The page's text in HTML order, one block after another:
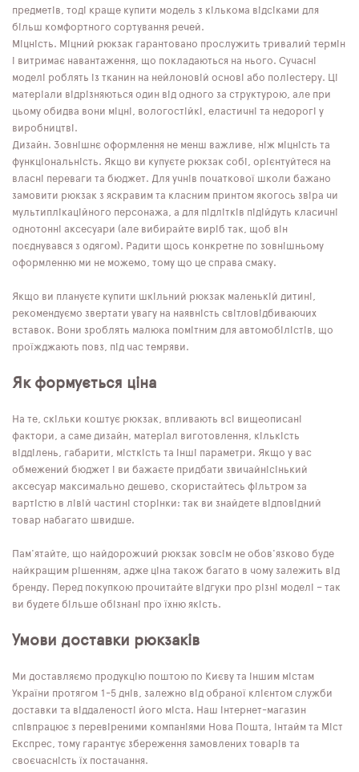
предметів, тоді краще купити модель з кількома відсіками для
більш комфортного сортування речей.
Міцність. Міцний рюкзак гарантовано прослужить тривалий термін
і витримає навантаження, що покладаються на нього. Сучасні
моделі роблять із тканин на нейлоновій основі або поліестеру. Ці
матеріали відрізняються один від одного за структурою, але при
цьому обидва вони міцні, вологостійкі, еластичні та недорогі у
виробництві.
Дизайн. Зовнішнє оформлення не менш важливе, ніж міцність та
функціональність. Якщо ви купуєте рюкзак собі, орієнтуйтеся на
власні переваги та бюджет. Для учнів початкової школи бажано
замовити рюкзак з яскравим та класним принтом якогось звіра чи
мультиплікаційного персонажа, а для підлітків підійдуть класичні
однотонні аксесуари (але вибирайте виріб так, щоб він
поєднувався з одягом). Радити щось конкретне по зовнішньому
оформленню ми не можемо, тому що це справа смаку.
Якщо ви плануєте купити шкільний рюкзак маленькій дитині,
рекомендуємо звертати увагу на наявність світловідбиваючих
вставок. Вони зроблять малюка помітним для автомобілістів, що
проїжджають повз, під час темряви.
Як формується ціна
На те, скільки коштує рюкзак, впливають всі вищеописані
фактори, а саме дизайн, матеріал виготовлення, кількість
відділень, габарити, місткість та інші параметри. Якщо у вас
обмежений бюджет і ви бажаєте придбати звичайнісінький
аксесуар максимально дешево, скористайтесь фільтром за
вартістю в лівій частині сторінки: так ви знайдете відповідний
товар набагато швидше.
Пам'ятайте, що найдорожчий рюкзак зовсім не обов'язково буде
найкращим рішенням, адже ціна також багато в чому залежить від
бренду. Перед покупкою прочитайте відгуки про різні моделі – так
ви будете більше обізнані про їхню якість.
Умови доставки рюкзаків
Ми доставляємо продукцію поштою по Києву та іншим містам
України протягом 1-5 днів, залежно від обраної клієнтом служби
доставки та віддаленості його міста. Наш інтернет-магазин
співпрацює з перевіреними компаніями Нова Пошта, Інтайм та Міст
Експрес, тому гарантує збереження замовлених товарів та
своєчасність їх постачання.